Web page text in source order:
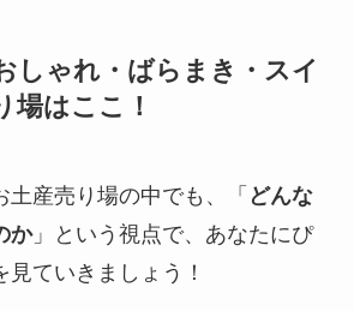
しゃれ・ばらまき・スイ
場はここ！
土産売り場の中でも、「 どんな
か」という視点で、あなたにぴ
ていきましょう！